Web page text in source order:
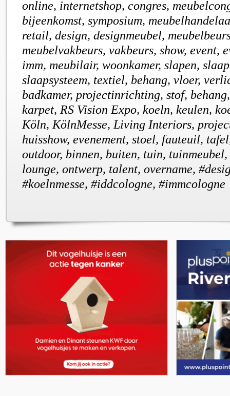
online, internetshop, congres,
bijeenkomst, symposium,
retail, design, designmeubel,
meubelvakbeurs, vakbeurs, show, event,
imm, meubilair, woonkamer, slapen,
slaapsysteem, textiel, behang, vloer,
badkamer, projectinrichting, stof,
karpet, RS Vision Expo, koeln, keulen,
Köln, KölnMesse, Living Interiors,
huisshow, evenement, stoel, fauteuil,
outdoor, binnen, buiten, tuin, tuinmeubel,
lounge, ontwerp, talent, overname,
#koelnmesse, #iddcologne, #immcologne